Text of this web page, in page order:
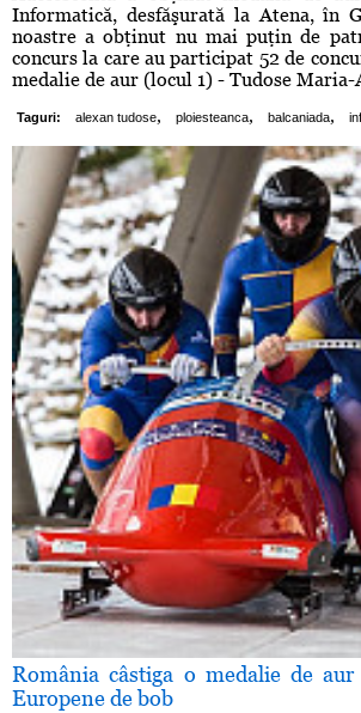
Informatică, desfăşurată la Atena, în
noastre a obţinut nu mai puţin de
concurs la care au participat 52 de
medalie de aur (locul 1) - Tudose Maria-
Taguri: alexan tudose, ploiesteanca, balcaniada,
România câstiga o medalie de
Europene de bob